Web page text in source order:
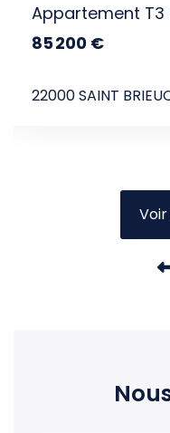
Appartement
85 200 €
22000 SAINT